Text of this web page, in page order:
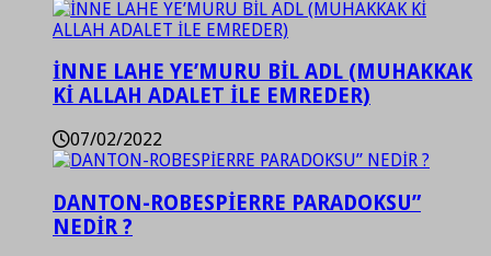
İNNE LAHE YE’MURU BİL ADL (MUHAKKAK
Kİ ALLAH ADALET İLE EMREDER)
07/02/2022
DANTON-ROBESPİERRE PARADOKSU”
NEDİR ?